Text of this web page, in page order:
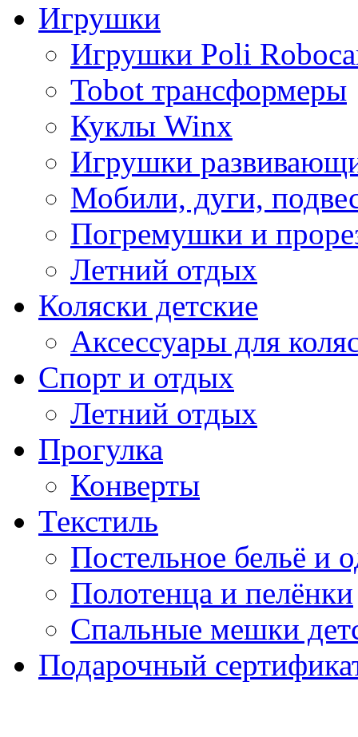
Игрушки
Игрушки Poli
Tobot трансформеры
Куклы Winx
Игрушки
Мобили, дуги,
Погремушки и
Летний отдых
Коляски детские
Аксессуары для
Спорт и отдых
Летний отдых
Прогулка
Конверты
Текстиль
Постельное бельё и
Полотенца и пелёнки
Спальные мешки
Подарочный